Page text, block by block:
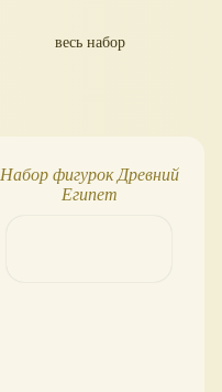
весь набор
Набор фигурок Древний
Египет